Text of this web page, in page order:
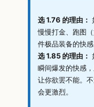
选 1.76 的理由：
慢慢打金、跑图
件极品装备的快感
选 1.85 的理由：
瞬间爆发的快感
让你欲罢不能。
会更激烈。